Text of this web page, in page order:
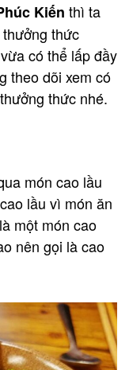
Kiến thì ta
thức
có thể lấp đầy
theo dõi xem có
thức nhé.
món cao lầu
lầu vì món ăn
một món cao
nên gọi là cao